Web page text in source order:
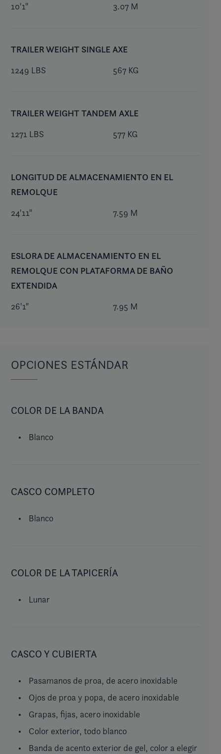
10'1" 3.07 M
TRAILER WEIGHT SINGLE AXE
1249 LBS 567 KG
TRAILER WEIGHT TANDEM AXLE
1271 LBS 577 KG
LONGITUD DE ALMACENAMIENTO EN EL
REMOLQUE
24'11" 7.59 M
ESLORA DE ALMACENAMIENTO EN EL
REMOLQUE CON PLATAFORMA DE BAÑO
EXTENDIDA
26'1" 7.95 M
OPCIONES ESTÁNDAR
COLOR DE LA BANDA
Blanco
CASCO COMPLETO
Blanco
COLOR DE LA TAPICERÍA
Lunar
CASCO Y CUBIERTA
Pasamanos de proa, de acero inoxidable
Ojos de proa y popa, de acero inoxidable
Grapas, fijas, acero inoxidable
Color exterior, todo blanco
Banda de acento exterior de gel, color a elegir